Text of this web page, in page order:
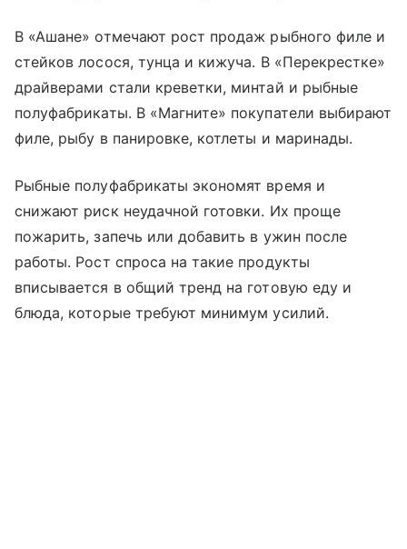
В «Ашане» отмечают рост продаж рыбного филе и
стейков лосося, тунца и кижуча. В «Перекрестке»
драйверами стали креветки, минтай и рыбные
полуфабрикаты. В «Магните» покупатели выбирают
филе, рыбу в панировке, котлеты и маринады.
Рыбные полуфабрикаты экономят время и
снижают риск неудачной готовки. Их проще
пожарить, запечь или добавить в ужин после
работы. Рост спроса на такие продукты
вписывается в общий тренд на готовую еду и
блюда, которые требуют минимум усилий.